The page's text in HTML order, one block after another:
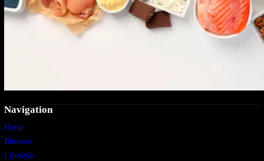
Navigation
Home
Business
Lifestyle